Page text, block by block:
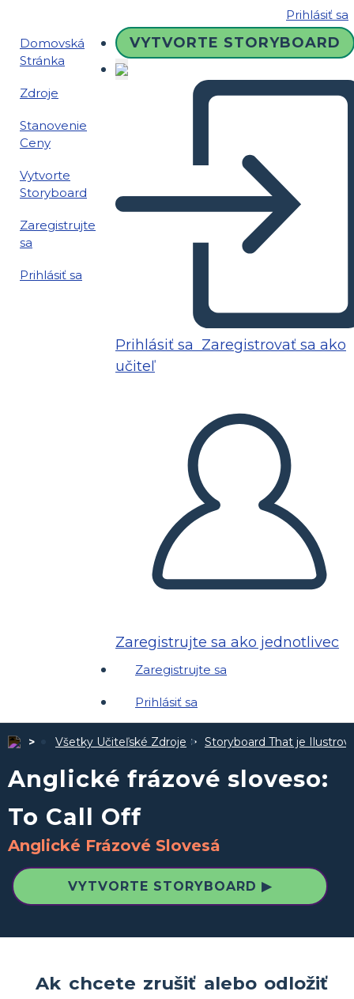
Prihlásiť sa
Domovská
Stránka
Zdroje
Stanovenie
Ceny
Vytvorte
Storyboard
Zaregistrujte
sa
Prihlásiť sa
VYTVORTE STORYBOARD
Prihlásiť sa Zaregistrovať sa ako
učiteľ
Zaregistrujte sa ako jednotlivec
Zaregistrujte sa
Prihlásiť sa
Všetky Učiteľské Zdroje Storyboard That je
Anglické frázové sloveso:
To Call Off
Anglické Frázové Slovesá
VYTVORTE STORYBOARD ▶
Ak chcete zrušiť alebo odložiť